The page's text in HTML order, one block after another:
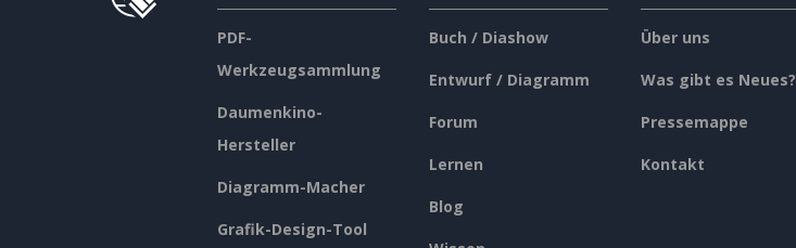
PDF-
Werkzeugsammlung
Daumenkino-
Hersteller
Diagramm-Macher
Grafik-Design-Tool
Buch / Diashow
Entwurf / Diagramm
Forum
Lernen
Blog
Über uns
Was gibt es Neues?
Pressemappe
Kontakt